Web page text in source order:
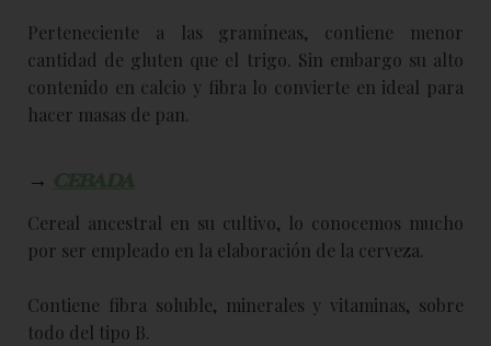
Perteneciente a las gramíneas, contiene menor
cantidad de gluten que el trigo. Sin embargo su alto
contenido en calcio y fibra lo convierte en ideal para
hacer masas de pan.
→
Cereal ancestral en su cultivo, lo conocemos mucho
por ser empleado en la elaboración de la cerveza.
Contiene fibra soluble, minerales y vitaminas, sobre
todo del tipo B.